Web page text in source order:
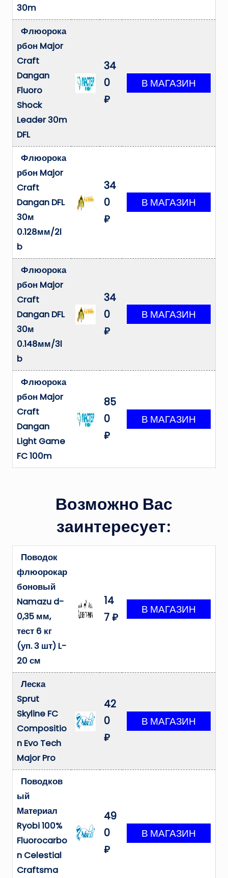
30m
Флюорока
рбон Major
Craft
Dangan
Fluoro
Shock
Leader 30m
DFL
34
0
₽
Флюорока
рбон Major
Craft
Dangan DFL
30м
0.128мм/2l
b
34
0
₽
Флюорока
рбон Major
Craft
Dangan DFL
30м
0.148мм/3l
b
34
0
₽
Флюорока
рбон Major
Craft
Dangan
Light Game
FC 100m
85
0
₽
Возможно Вас
заинтересует:
Поводок
флюорокар
боновый
Namazu d-
0,35 мм,
тест 6 кг
(уп. 3 шт) L-
20 см
14
7 ₽
Леска
Sprut
Skyline FC
Compositio
n Evo Tech
Major Pro
42
0
₽
Поводков
ый
Материал
Ryobi 100%
Fluorocarbo
n Celestial
Craftsma
49
0
₽